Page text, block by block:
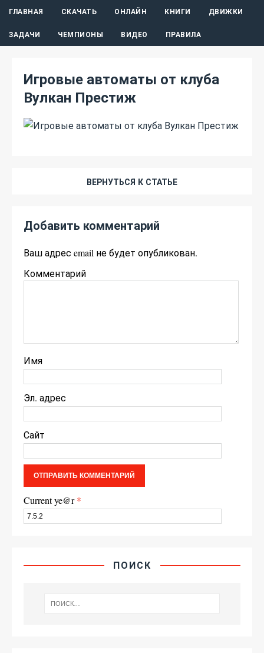
ГЛАВНАЯ СКАЧАТЬ ОНЛАЙН КНИГИ ДВИЖКИ
ЗАДАЧИ ЧЕМПИОНЫ ВИДЕО ПРАВИЛА
Игровые автоматы от клуба
Вулкан Престиж
ВЕРНУТЬСЯ К СТАТЬЕ
Добавить комментарий
Ваш адрес email не будет опубликован.
Комментарий
Имя
Эл. адрес
Сайт
Current ye@r*
ПОИСК